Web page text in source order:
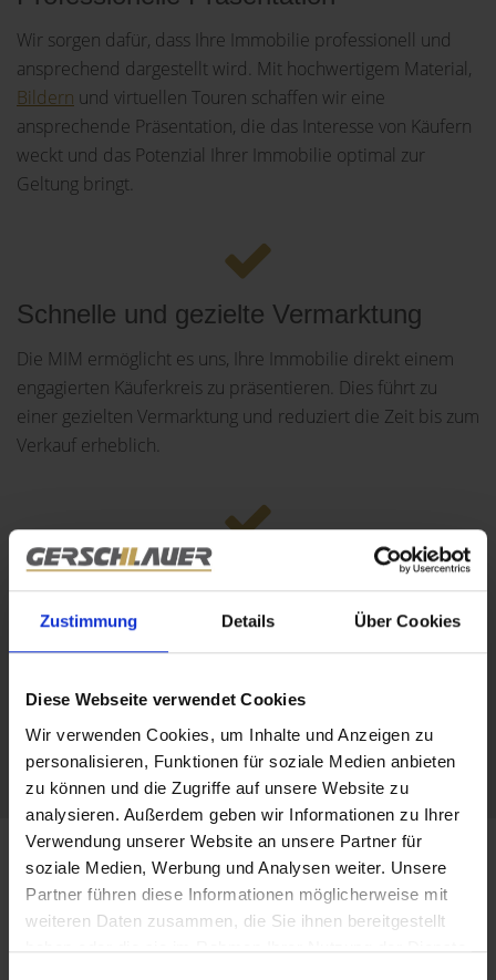
Zustimmung Details Über Cookies
Diese Webseite verwendet Cookies
Wir verwenden Cookies, um Inhalte und Anzeigen zu
personalisieren, Funktionen für soziale Medien anbieten
zu können und die Zugriffe auf unsere Website zu
analysieren. Außerdem geben wir Informationen zu Ihrer
Verwendung unserer Website an unsere Partner für
soziale Medien, Werbung und Analysen weiter. Unsere
Partner führen diese Informationen möglicherweise mit
weiteren Daten zusammen, die Sie ihnen bereitgestellt
haben oder die sie im Rahmen Ihrer Nutzung der Dienste
Wir sorgen dafür, dass Ihre Immobilie professionell und
ansprechend dargestellt wird. Mit hochwertigem Material,
Bildern und virtuellen Touren schaffen wir eine
ansprechende Präsentation, die das Interesse von Käufern
weckt und das Potenzial Ihrer Immobilie optimal zur
Geltung bringt.
Schnelle und gezielte Vermarktung
Die MIM ermöglicht es uns, Ihre Immobilie direkt einem
engagierten Käuferkreis zu präsentieren. Dies führt zu
einer gezielten Vermarktung und reduziert die Zeit bis zum
Verkauf erheblich.
Persönliche Beratung vor Ort
Nutzen Sie die Möglichkeit, sich vor Ort mit unseremTeam
und potenziellen Käufern auszutauschen. Wir bieten Ihnen
gesamten Messe, um Ihre Immobilie bestmöglich zu
verkaufen.
Impressionen der MIM 2025
Die Münchner Immobilien Messe 2025 war für uns ein
herausragendes Event voller spannender Begegnungen,